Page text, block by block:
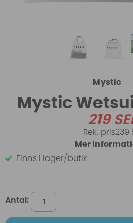
Mystic
Mystic
219
239
Mer
Finns i lager/butik
Antal: